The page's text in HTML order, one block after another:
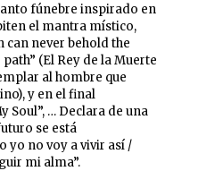
fúnebre inspirado en
el mantra místico,
can never behold the
(El Rey de la Muerte
al hombre que
y en el final
Soul”, … Declara de una
se está
yo no voy a vivir así /
mi alma”.